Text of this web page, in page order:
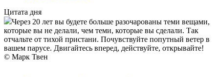
Цитата дня
Через 20 лет вы будете больше разочарованы теми вещами,
которые вы не делали, чем теми, которые вы сделали. Так
отчальте от тихой пристани. Почувствуйте попутный ветер в
вашем парусе. Двигайтесь вперед, действуйте, открывайте!
© Марк Твен